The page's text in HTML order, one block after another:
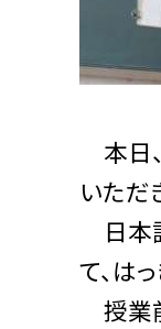
本日
いただ
日本
て、は
授業